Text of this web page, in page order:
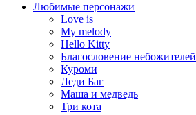
Любимые персонажи
Love is
My melody
Hello Kitty
Благословение небожителей
Куроми
Леди Баг
Маша и медведь
Три кота